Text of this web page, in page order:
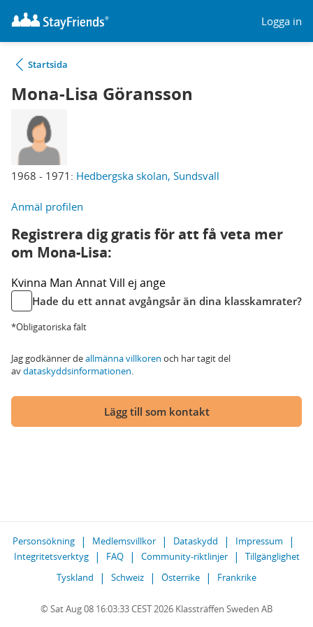
Logga in
Startsida
Mona-Lisa Göransson
1968 - 1971: Hedbergska skolan, Sundsvall
Anmäl profilen
Registrera dig gratis för att få veta mer
om Mona-Lisa:
Kvinna Man AnnatVill ej ange
Hade du ett annat avgångsår än dina klasskamrater?
*Obligatoriska fält
Jag godkänner deallmänna villkoren och har tagit del
avdataskyddsinformationen.
Lägg till som kontakt
Personsökning Medlemsvillkor Dataskydd
Impressum
Integritetsverktyg
FAQ Community-riktlinjer
Tillgänglighet
Tyskland
Schweiz Österrike Frankrike
© Sat Aug 08 16:03:33 CEST 2026 Klassträffen Sweden AB